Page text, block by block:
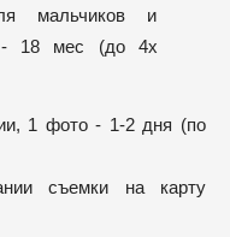
мальчиков и
- 18 мес (до 4х
1 фото - 1-2 дня (по
съемки на карту